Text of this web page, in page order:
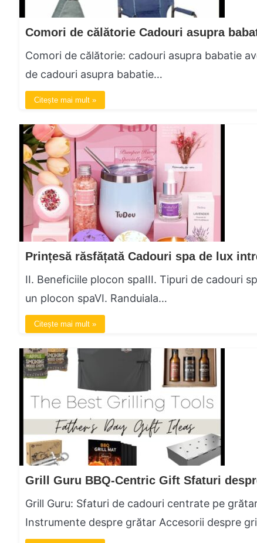
Comori de călătorie Cadouri asupra
Comori de călătorie: cadouri asupra babatie
de cadouri asupra babatie…
Citește mai mult »
II. Beneficiile plocon spaIII. Tipuri de cadouri
un plocon spaVI. Randuiala…
Citește mai mult »
Grill Guru: Sfaturi de cadouri centrate pe
Instrumente despre grătar Accesorii despre